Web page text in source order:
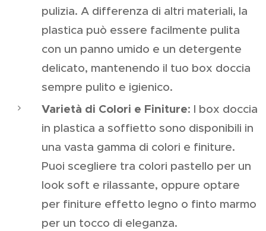
pulizia. A differenza di altri materiali, la
plastica può essere facilmente pulita
con un panno umido e un detergente
delicato, mantenendo il tuo box doccia
sempre pulito e igienico.
Varietà di Colori e Finiture: I box doccia
in plastica a soffietto sono disponibili in
una vasta gamma di colori e finiture.
Puoi scegliere tra colori pastello per un
look soft e rilassante, oppure optare
per finiture effetto legno o finto marmo
per un tocco di eleganza.